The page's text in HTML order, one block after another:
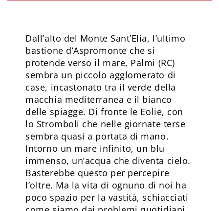
Dall’alto del Monte Sant’Elia, l’ultimo
bastione d’Aspromonte che si
protende verso il mare, Palmi (RC)
sembra un piccolo agglomerato di
case, incastonato tra il verde della
macchia mediterranea e il bianco
delle spiagge. Di fronte le Eolie, con
lo Stromboli che nelle giornate terse
sembra quasi a portata di mano.
Intorno un mare infinito, un blu
immenso, un’acqua che diventa cielo.
Basterebbe questo per percepire
l’oltre. Ma la vita di ognuno di noi ha
poco spazio per la vastità, schiacciati